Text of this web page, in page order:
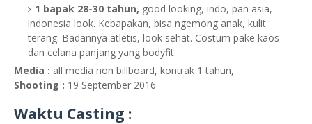
1 bapak 28-30 tahun, good looking, indo, pan asia,
indonesia look. Kebapakan, bisa ngemong anak, kulit
terang. Badannya atletis, look sehat. Costum pake kaos
dan celana panjang yang bodyfit.
Media : all media non billboard, kontrak 1 tahun,
Shooting : 19 September 2016
Waktu Casting :